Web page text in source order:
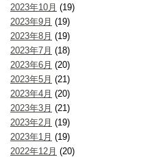
2023年10月 (19)
2023年9月 (19)
2023年8月 (19)
2023年7月 (18)
2023年6月 (20)
2023年5月 (21)
2023年4月 (20)
2023年3月 (21)
2023年2月 (19)
2023年1月 (19)
2022年12月 (20)